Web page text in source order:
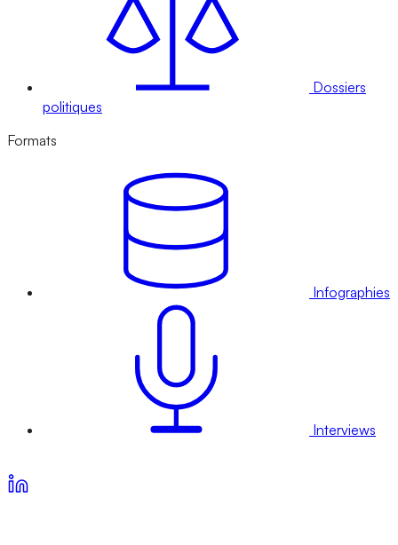
Dossiers
politiques
Formats
Infographies
Interviews